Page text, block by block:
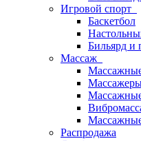
Игровой спорт
Баскетбол
Бильярд и
Массаж
Распродажа